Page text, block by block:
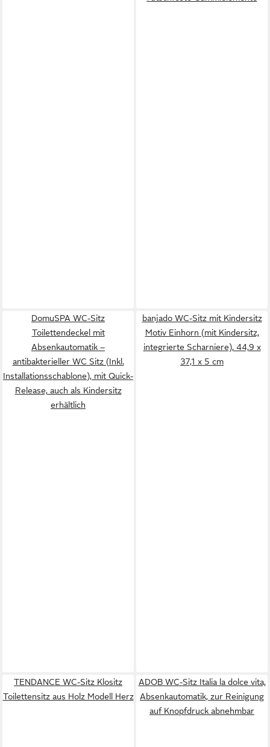
DomuSPA WC-Sitz
Toilettendeckel mit
Absenkautomatik –
antibakterieller WC Sitz (Inkl.
Installationsschablone), mit Quick-
Release, auch als Kindersitz
erhältlich
banjado WC-Sitz mit Kindersitz
Motiv Einhorn (mit Kindersitz,
integrierte Scharniere), 44,9 x
37,1 x 5 cm
TENDANCE WC-Sitz Klositz
Toilettensitz aus Holz Modell Herz
ADOB WC-Sitz Italia la dolce vita,
Absenkautomatik, zur Reinigung
auf Knopfdruck abnehmbar